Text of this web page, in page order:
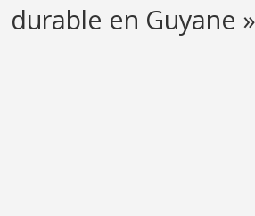
durable en Guyane »